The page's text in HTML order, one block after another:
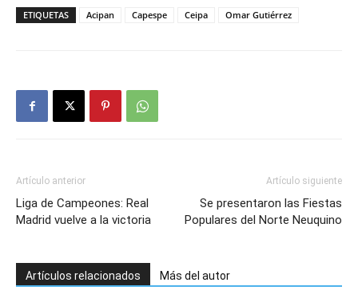
ETIQUETAS Acipan Capespe Ceipa Omar Gutiérrez
Artículo anterior
Liga de Campeones: Real
Madrid vuelve a la victoria
Artículo siguiente
Se presentaron las Fiestas
Populares del Norte Neuquino
Artículos relacionados Más del autor